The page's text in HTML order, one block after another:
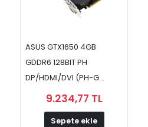
ASUS GTX1650 4GB
GDDR6 128BIT PH
DP/HDMI/DVI (PH-G...
9.234,77 TL
Sepete ekle